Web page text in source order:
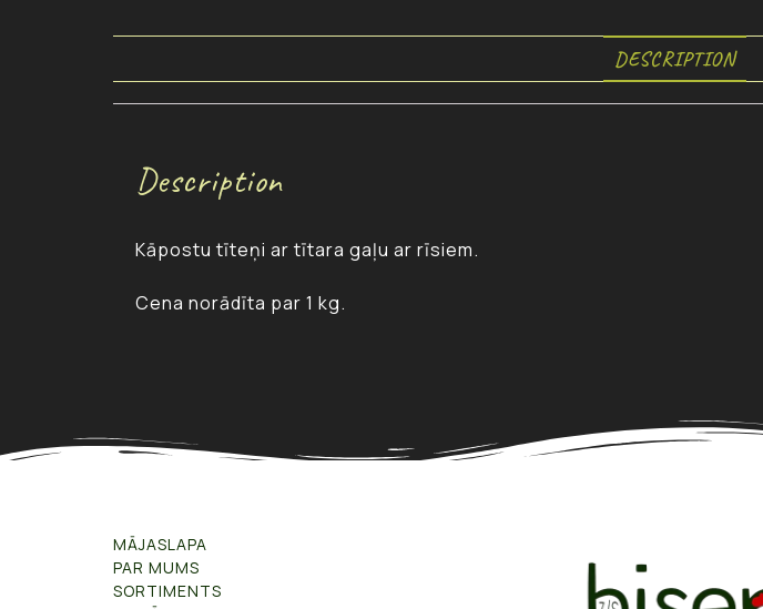
DESCRIPTION
Description
Kāpostu tīteņi ar tītara gaļu ar rīsiem.
Cena norādīta par 1 kg.
MĀJASLAPA
PAR MUMS
SORTIMENTS